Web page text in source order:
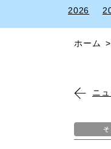
2026
ホーム
ニ